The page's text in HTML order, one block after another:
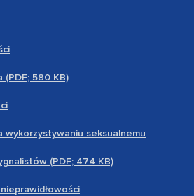
(PDF; 580 KB)
wykorzystywaniu seksualnemu
(PDF; 474 KB)